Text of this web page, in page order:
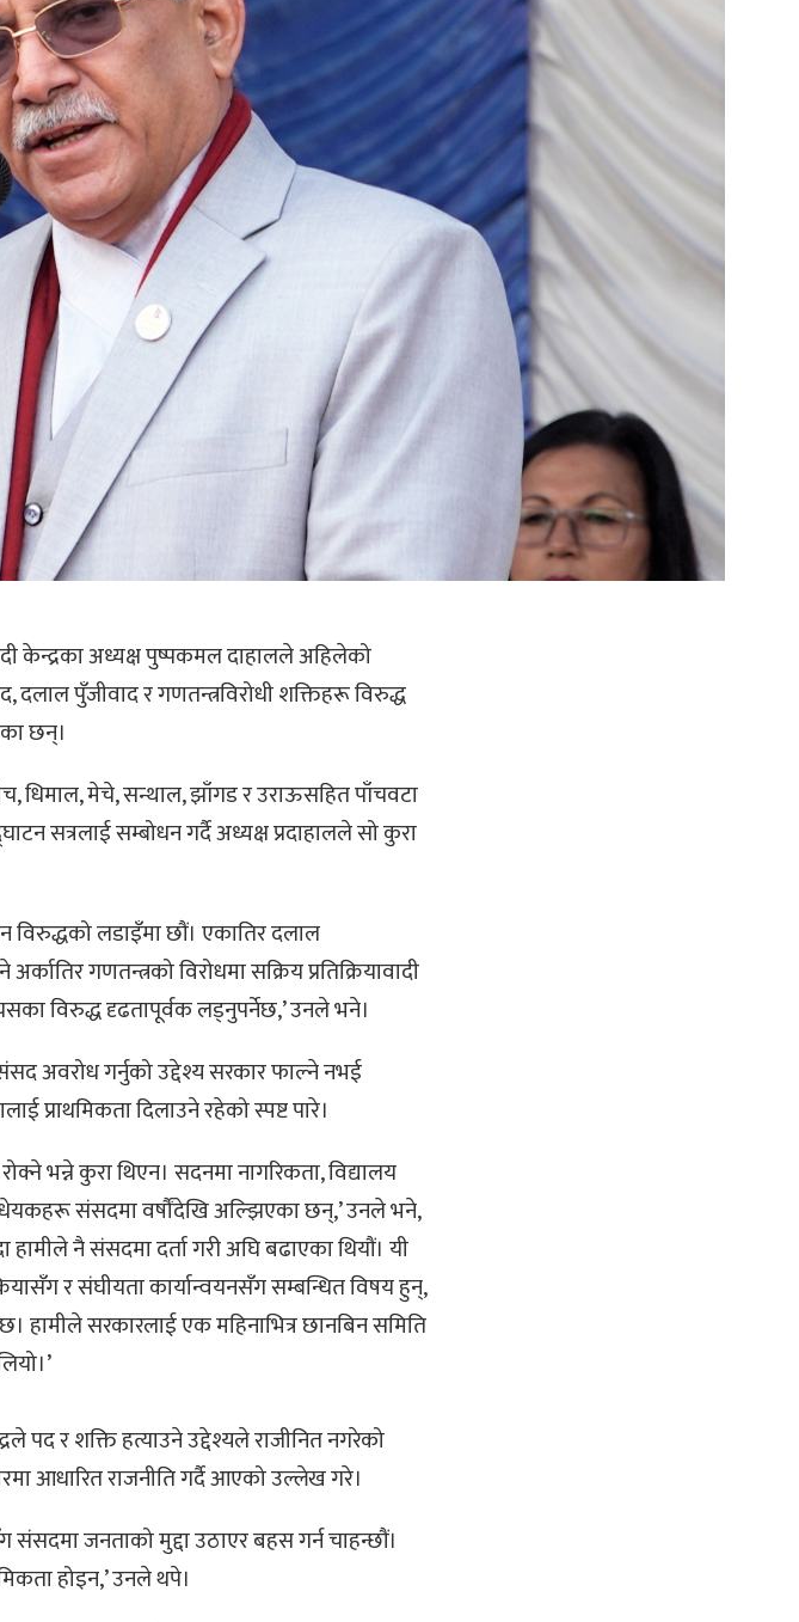
केन्द्रका अध्यक्ष पुष्पकमल दाहालले अहिलेको
दलाल पुँजीवाद र गणतन्त्रविरोधी शक्तिहरू विरुद्ध
छन्।
धिमाल, मेचे, सन्थाल, झाँगड र उराऊसहित पाँचवटा
सत्रलाई सम्बोधन गर्दै अध्यक्ष प्रदाहालले सो कुरा
विरुद्धको लडाइँमा छौं। एकातिर दलाल
गणतन्त्रको विरोधमा सक्रिय प्रतिक्रियावादी
विरुद्ध दृढतापूर्वक लड्नुपर्नेछ,’ उनले भने।
अवरोध गर्नुको उद्देश्य सरकार फाल्ने नभई
प्राथमिकता दिलाउने रहेको स्पष्ट पारे।
भन्ने कुरा थिएन। सदनमा नागरिकता, विद्यालय
संसदमा वर्षौंदेखि अल्झिएका छन्,’ उनले भने,
नै संसदमा दर्ता गरी अघि बढाएका थियौं। यी
र संघीयता कार्यान्वयनसँग सम्बन्धित विषय हुन्,
सरकारलाई एक महिनाभित्र छानबिन समिति
पद र शक्ति हत्याउने उद्देश्यले राजीनित नगरेको
आधारित राजनीति गर्दै आएको उल्लेख गरे।
संसदमा जनताको मुद्दा उठाएर बहस गर्न चाहन्छौं।
होइन,’ उनले थपे।